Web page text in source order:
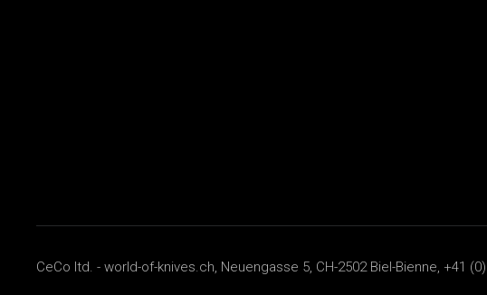
CeCo ltd. - world-of-knives.ch, Neuengasse 5, CH-2502 Biel-Bienne, +41